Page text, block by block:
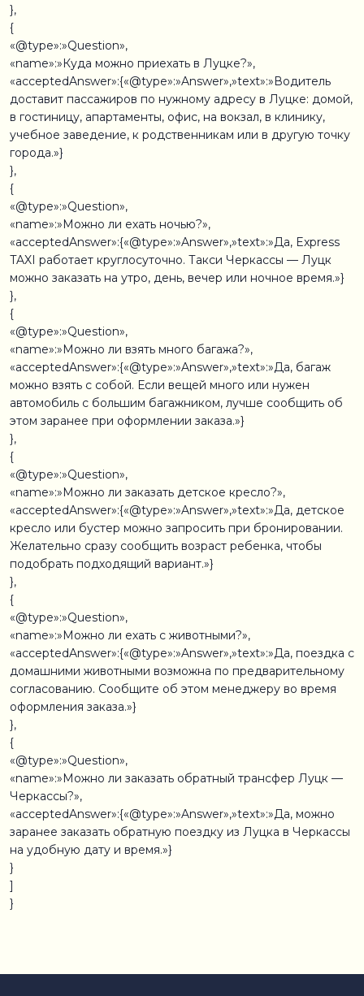
},
{
«@type»:»Question»,
«name»:»Куда можно приехать в Луцке?»,
«acceptedAnswer»:{«@type»:»Answer»,»text»:»Водитель
доставит пассажиров по нужному адресу в Луцке: домой,
в гостиницу, апартаменты, офис, на вокзал, в клинику,
учебное заведение, к родственникам или в другую точку
города.»}
},
{
«@type»:»Question»,
«name»:»Можно ли ехать ночью?»,
«acceptedAnswer»:{«@type»:»Answer»,»text»:»Да, Express
TAXI работает круглосуточно. Такси Черкассы — Луцк
можно заказать на утро, день, вечер или ночное время.»}
},
{
«@type»:»Question»,
«name»:»Можно ли взять много багажа?»,
«acceptedAnswer»:{«@type»:»Answer»,»text»:»Да, багаж
можно взять с собой. Если вещей много или нужен
автомобиль с большим багажником, лучше сообщить об
этом заранее при оформлении заказа.»}
},
{
«@type»:»Question»,
«name»:»Можно ли заказать детское кресло?»,
«acceptedAnswer»:{«@type»:»Answer»,»text»:»Да, детское
кресло или бустер можно запросить при бронировании.
Желательно сразу сообщить возраст ребенка, чтобы
подобрать подходящий вариант.»}
},
{
«@type»:»Question»,
«name»:»Можно ли ехать с животными?»,
«acceptedAnswer»:{«@type»:»Answer»,»text»:»Да, поездка с
домашними животными возможна по предварительному
согласованию. Сообщите об этом менеджеру во время
оформления заказа.»}
},
{
«@type»:»Question»,
«name»:»Можно ли заказать обратный трансфер Луцк —
Черкассы?»,
«acceptedAnswer»:{«@type»:»Answer»,»text»:»Да, можно
заранее заказать обратную поездку из Луцка в Черкассы
на удобную дату и время.»}
}
]
}